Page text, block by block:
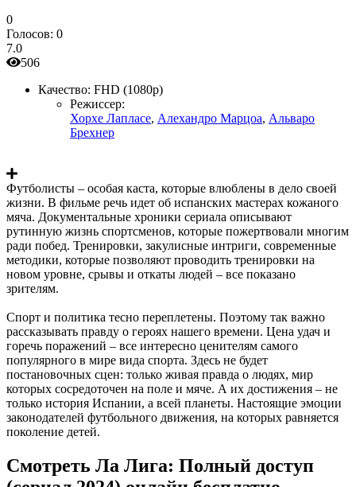
0
Голосов: 0
7.0
506
Качество: FHD (1080p)
Режиссер:
Хорхе Лапласе, Алехандро Марцоа, Альваро
Брехнер
Футболисты – особая каста, которые влюблены в дело своей
жизни. В фильме речь идет об испанских мастерах кожаного
мяча. Документальные хроники сериала описывают
рутинную жизнь спортсменов, которые пожертвовали многим
ради побед. Тренировки, закулисные интриги, современные
методики, которые позволяют проводить тренировки на
новом уровне, срывы и откаты людей – все показано
зрителям.
Спорт и политика тесно переплетены. Поэтому так важно
рассказывать правду о героях нашего времени. Цена удач и
горечь поражений – все интересно ценителям самого
популярного в мире вида спорта. Здесь не будет
постановочных сцен: только живая правда о людях, мир
которых сосредоточен на поле и мяче. А их достижения – не
только история Испании, а всей планеты. Настоящие эмоции
законодателей футбольного движения, на которых равняется
поколение детей.
Смотреть Ла Лига: Полный доступ